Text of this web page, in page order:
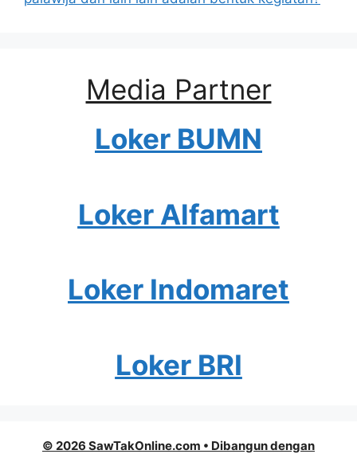
Media Partner
Loker BUMN
Loker Alfamart
Loker Indomaret
Loker BRI
© 2026 SawTakOnline.com • Dibangun dengan